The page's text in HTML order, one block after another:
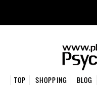
TOP SHOPPING BLOG